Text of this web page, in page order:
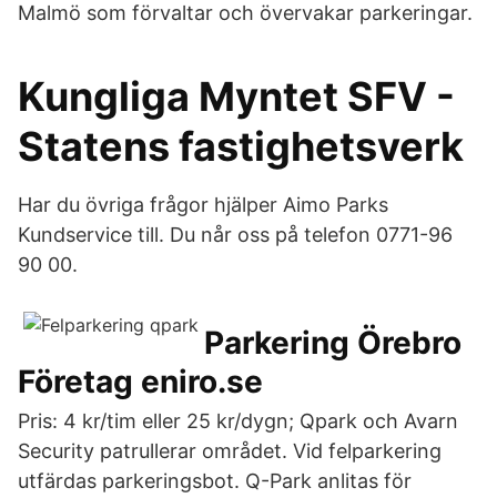
Malmö som förvaltar och övervakar parkeringar.
Kungliga Myntet SFV -
Statens fastighetsverk
Har du övriga frågor hjälper Aimo Parks
Kundservice till. Du når oss på telefon 0771-96
90 00.
Parkering Örebro
Företag eniro.se
Pris: 4 kr/tim eller 25 kr/dygn; Qpark och Avarn
Security patrullerar området. Vid felparkering
utfärdas parkeringsbot. Q-Park anlitas för